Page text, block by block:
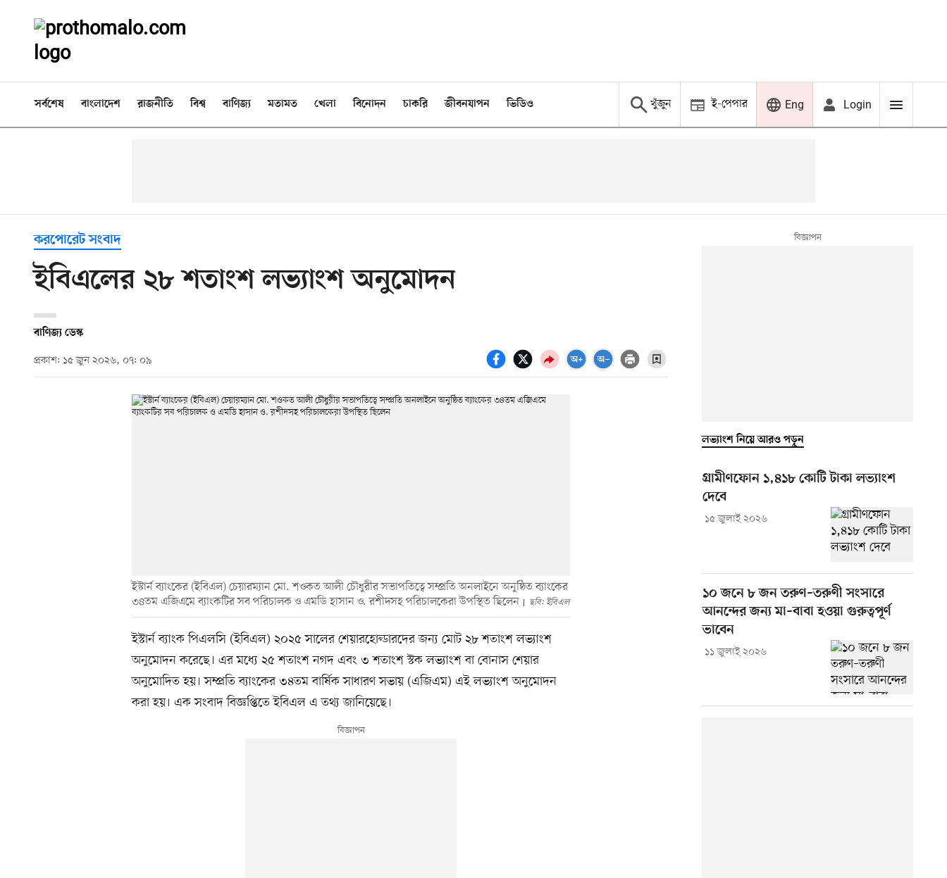
সর্বশেষ বাংলাদেশ রাজনীতি বিশ্ব বাণিজ্য মতামত খেলা বিনোদন চাকরি জীবনযাপন ভিডিও খুঁজুন ই-পেপার Eng Login
করপোরেট সংবাদ
ইবিএলের ২৮ শতাংশ লভ্যাংশ অনুমোদন
বাণিজ্য ডেস্ক
প্রকাশ: ১৫ জুন ২০২৬, ০৭: ০৯
ইস্টার্ন ব্যাংকের (ইবিএল) চেয়ারম্যান মো. শওকত আলী চৌধুরীর সভাপতিত্বে সম্প্রতি অনলাইনে অনুষ্ঠিত ব্যাংকের
৩৪তম এজিএমে ব্যাংকটির সব পরিচালক ও এমডি হাসান ও. রশীদসহ পরিচালকেরা উপস্থিত ছিলেন
ছবি: ইবিএল
ইস্টার্ন ব্যাংক পিএলসি (ইবিএল) ২০২৫ সালের শেয়ারহোল্ডারদের জন্য মোট ২৮ শতাংশ লভ্যাংশ
অনুমোদন করেছে। এর মধ্যে ২৫ শতাংশ নগদ এবং ৩ শতাংশ স্টক লভ্যাংশ বা বোনাস শেয়ার
অনুমোদিত হয়। সম্প্রতি ব্যাংকের ৩৪তম বার্ষিক সাধারণ সভায় (এজিএম) এই লভ্যাংশ অনুমোদন
করা হয়। এক সংবাদ বিজ্ঞপ্তিতে ইবিএল এ তথ্য জানিয়েছে।
লভ্যাংশ নিয়ে আরও পড়ুন
গ্রামীণফোন ১,৪১৮ কোটি টাকা লভ্যাংশ
দেবে
১৫ জুলাই ২০২৬
১০ জনে ৮ জন তরুণ–তরুণী সংসারে
আনন্দের জন্য মা–বাবা হওয়া গুরুত্বপূর্ণ
ভাবেন
১১ জুলাই ২০২৬